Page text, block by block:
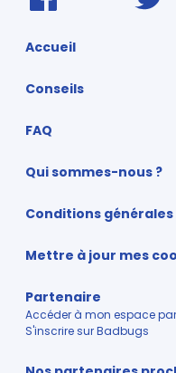
Accueil
Conseils
FAQ
Qui sommes-nous ?
Conditions
Mettre à jour mes
Partenaire
Accéder à mon espace
S'inscrire sur Badbugs